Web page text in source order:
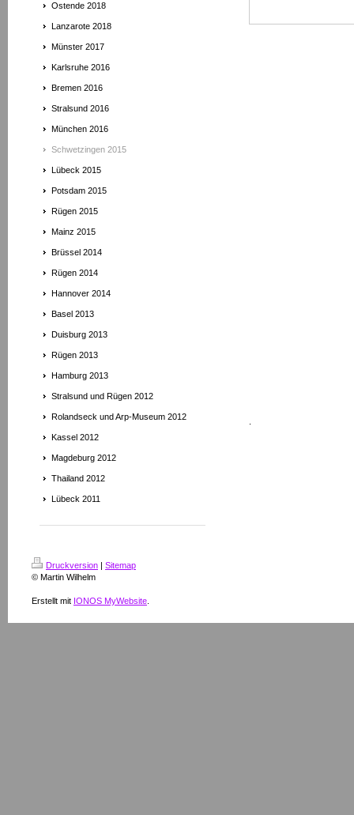
Ostende 2018
Lanzarote 2018
Münster 2017
Karlsruhe 2016
Bremen 2016
Stralsund 2016
München 2016
Schwetzingen 2015
Lübeck 2015
Potsdam 2015
Rügen 2015
Mainz 2015
Brüssel 2014
Rügen 2014
Hannover 2014
Basel 2013
Duisburg 2013
Rügen 2013
Hamburg 2013
Stralsund und Rügen 2012
Rolandseck und Arp-Museum 2012
Kassel 2012
Magdeburg 2012
Thailand 2012
Lübeck 2011
Druckversion | Sitemap
© Martin Wilhelm
Erstellt mit IONOS MyWebsite